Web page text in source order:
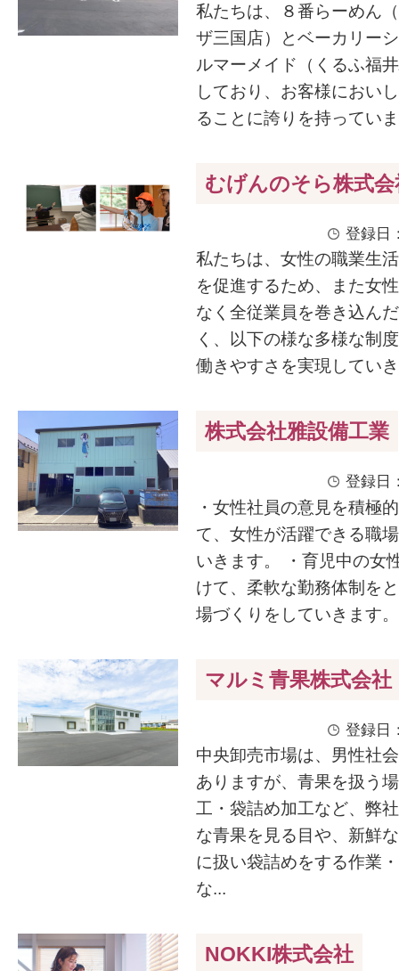
私たちは、８番らーめん
ザ三国店）とベーカリー
ルマーメイド（くるふ福
しており、お客様におい
ることに誇りを持ってい
むげんのそら株式会
登録日
私たちは、女性の職業生
を促進するため、また女
なく全従業員を巻き込ん
く、以下の様な多様な制
働きやすさを実現してい
株式会社雅設備工業
登録日
・女性社員の意見を積極
て、女性が活躍できる職
いきます。 ・育児中の女
けて、柔軟な勤務体制を
場づくりをしていきます
マルミ青果株式会社
登録日
中央卸売市場は、男性社
ありますが、青果を扱う
工・袋詰め加工など、弊
な青果を見る目や、新鮮
に扱い袋詰めをする作業
な...
NOKKI株式会社